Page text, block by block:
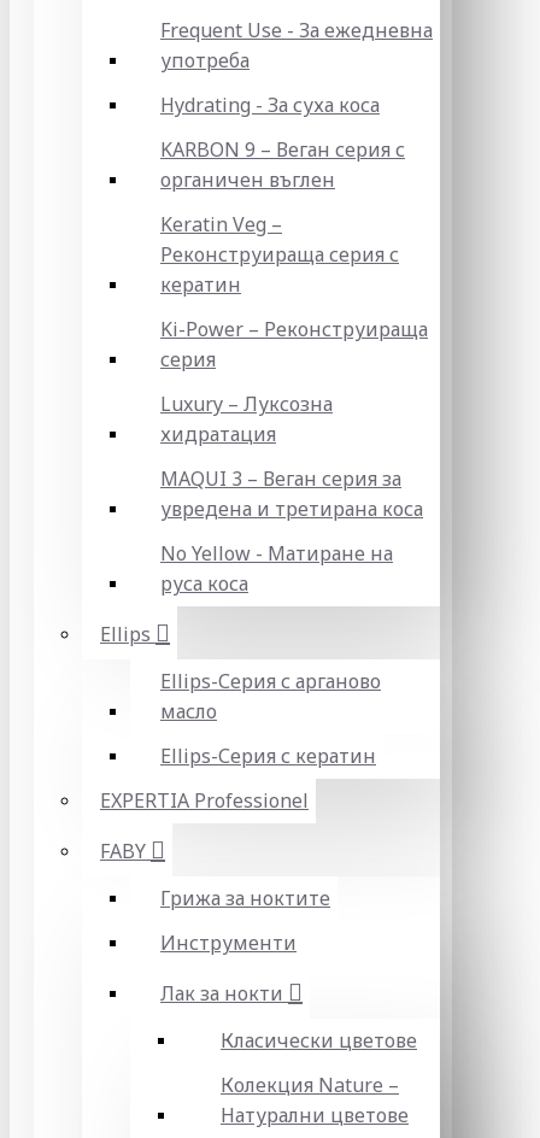
Frequent Use - За ежедневна
употреба
Hydrating - За суха коса
KARBON 9 – Веган серия с
органичен въглен
Keratin Veg –
Реконструираща серия с
кератин
Ki-Power – Реконструираща
серия
Luxury – Луксозна
хидратация
MAQUI 3 – Веган серия за
увредена и третирана коса
No Yellow - Матиране на
руса коса
Ellips
Ellips-Серия с арганово
масло
Ellips-Серия с кератин
EXPERTIA Professionel
FABY
Грижа за ноктите
Инструменти
Лак за нокти
Класически цветове
Колекция Nature –
Натурални цветове